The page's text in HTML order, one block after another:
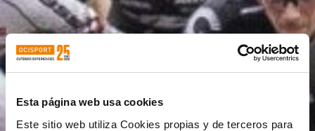
Esta página web usa cookies
Este sitio web utiliza Cookies propias y de terceros para